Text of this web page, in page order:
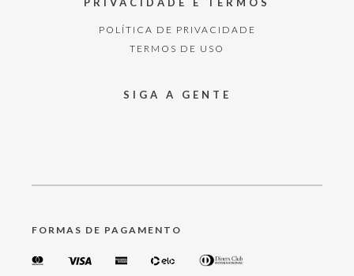
POLÍTICA DE PRIVACIDADE
TERMOS DE USO
SIGA A GENTE
FORMAS DE PAGAMENTO